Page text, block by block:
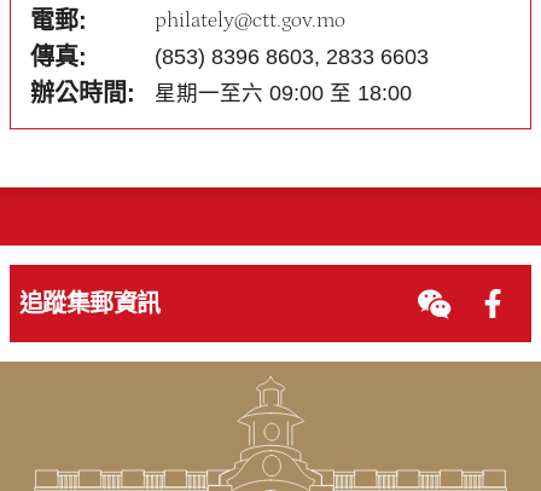
電郵: philately@ctt.gov.mo
傳真: (853) 8396 8603, 2833 6603
辦公時間: 星期一至六 09:00 至 18:00
追蹤集郵資訊